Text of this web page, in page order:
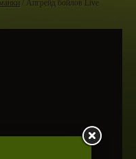
/ Апгрейд бойлов Live